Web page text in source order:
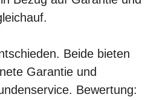
Beide bieten
Garantie und
Bewertung: